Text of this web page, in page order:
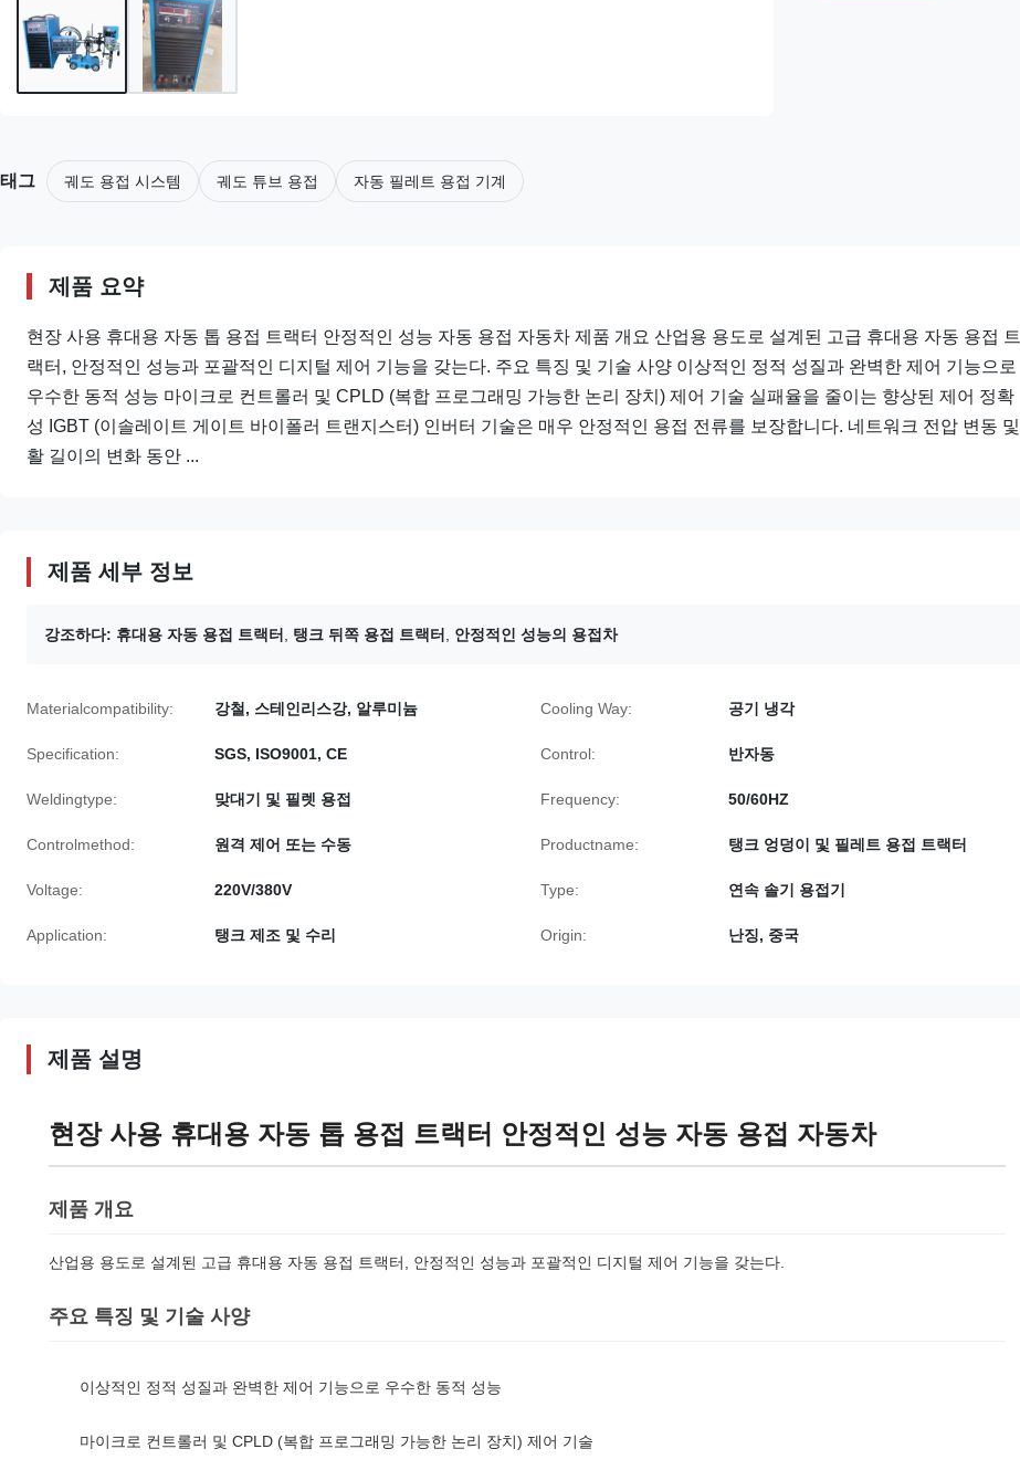
태그 궤도 용접 시스템 궤도 튜브 용접 자동 필레트 용접 기계
제품 요약
현장 사용 휴대용 자동 톱 용접 트랙터 안정적인 성능 자동 용접 자동차 제품 개요 산업용 용도로 설계된 고급 휴대용 자동 용접 트
랙터, 안정적인 성능과 포괄적인 디지털 제어 기능을 갖는다. 주요 특징 및 기술 사양 이상적인 정적 성질과 완벽한 제어 기능으로
우수한 동적 성능 마이크로 컨트롤러 및 CPLD (복합 프로그래밍 가능한 논리 장치) 제어 기술 실패율을 줄이는 향상된 제어 정확
성 IGBT (이솔레이트 게이트 바이폴러 트랜지스터) 인버터 기술은 매우 안정적인 용접 전류를 보장합니다. 네트워크 전압 변동 및
활 길이의 변화 동안 ...
제품 세부 정보
강조하다: 휴대용 자동 용접 트랙터 , 탱크 뒤쪽 용접 트랙터 , 안정적인 성능의 용접차
Materialcompatibility: 강철, 스테인리스강, 알루미늄 Cooling Way: 공기 냉각
Specification: SGS, ISO9001, CE Control: 반자동
Weldingtype: 맞대기 및 필렛 용접 Frequency: 50/60HZ
Controlmethod: 원격 제어 또는 수동 Productname: 탱크 엉덩이 및 필레트 용접 트랙터
Voltage: 220V/380V Type: 연속 솔기 용접기
Application: 탱크 제조 및 수리 Origin: 난징, 중국
제품 설명
현장 사용 휴대용 자동 톱 용접 트랙터 안정적인 성능 자동 용접 자동차
제품 개요
산업용 용도로 설계된 고급 휴대용 자동 용접 트랙터, 안정적인 성능과 포괄적인 디지털 제어 기능을 갖는다.
주요 특징 및 기술 사양
이상적인 정적 성질과 완벽한 제어 기능으로 우수한 동적 성능
마이크로 컨트롤러 및 CPLD (복합 프로그래밍 가능한 논리 장치) 제어 기술